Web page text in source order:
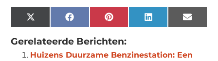
X
(Twitter)
Facebook Pinterest LinkedIn Email
Gerelateerde Berichten:
Huizens Duurzame Benzinestation: Een